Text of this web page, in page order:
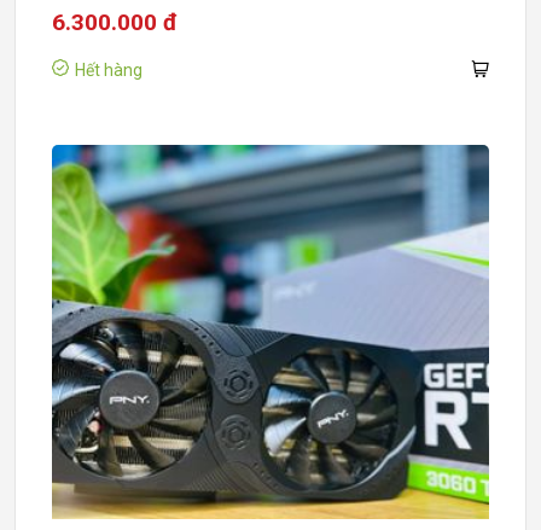
6.300.000 đ
Hết hàng